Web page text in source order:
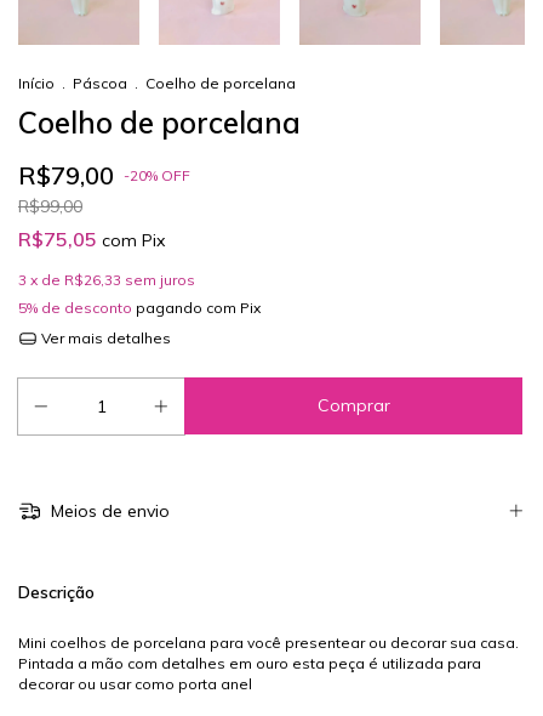
Início . Páscoa . Coelho de porcelana
Coelho de porcelana
R$79,00 -20% OFF
R$99,00
R$75,05 com Pix
3 x de R$26,33 sem juros
5% de desconto pagando com Pix
Ver mais detalhes
Meios de envio
Descrição
Mini coelhos de porcelana para você presentear ou decorar sua casa.
Pintada a mão com detalhes em ouro esta peça é utilizada para
decorar ou usar como porta anel